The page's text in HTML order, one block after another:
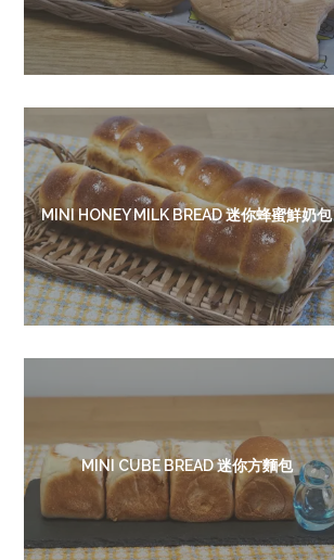
MINI HONEY MILK BREAD 迷你蜂蜜鮮奶包
MINI CUBE BREAD 迷你方麵包